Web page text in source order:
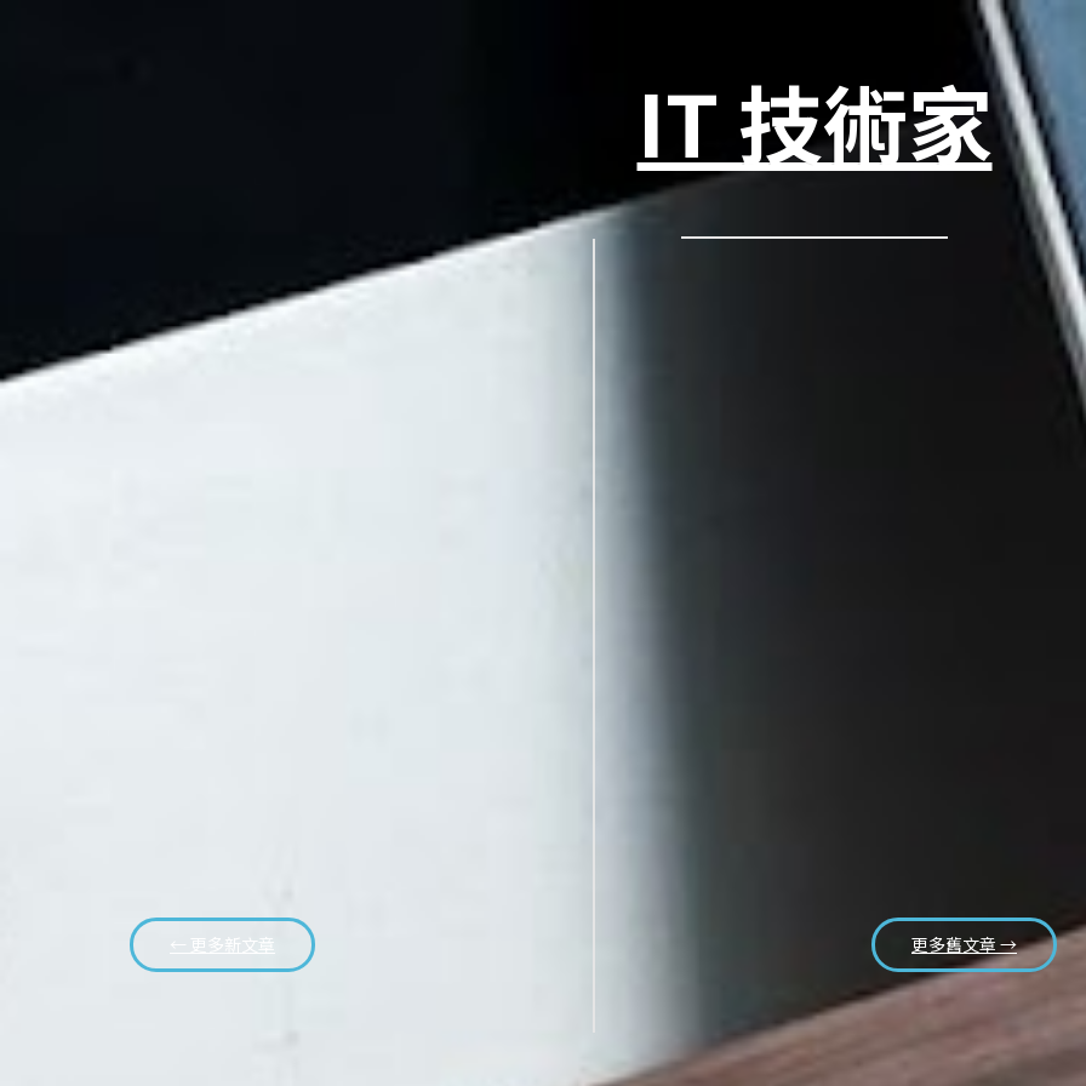
IT 技術家
← 更多新文章 更多舊文章 →